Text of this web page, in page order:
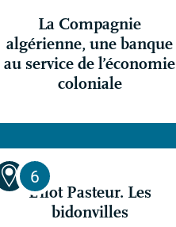
La Compagnie
algérienne, une banque
au service de l’économie
coloniale
L’ilot Pasteur. Les
bidonvilles